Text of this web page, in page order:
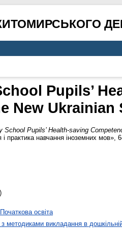
Pupils’
New Ukrainian
School Pupils’ Health-saving
і практика навчання іноземних
освіта
методиками викладання в дошкільній